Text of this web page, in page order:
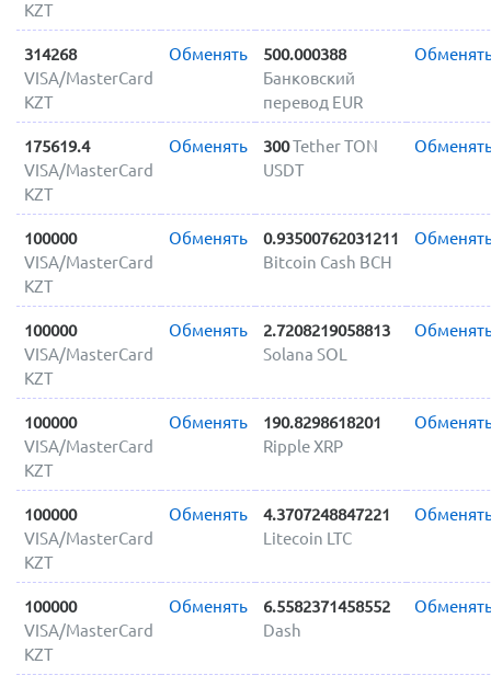
KZT
314268
VISA/MasterCard
KZT
Обменять
500.000388
Банковский
перевод EUR
175619.4
VISA/MasterCard
KZT
Обменять 300Tether TON
USDT
100000
VISA/MasterCard
KZT
Обменять
0.93500762031211
Bitcoin Cash BCH
100000
VISA/MasterCard
KZT
Обменять
2.7208219058813
Solana SOL
100000
VISA/MasterCard
KZT
Обменять
190.8298618201
Ripple XRP
100000
VISA/MasterCard
KZT
Обменять
4.3707248847221
Litecoin LTC
100000
VISA/MasterCard
KZT
Обменять
6.5582371458552
Dash